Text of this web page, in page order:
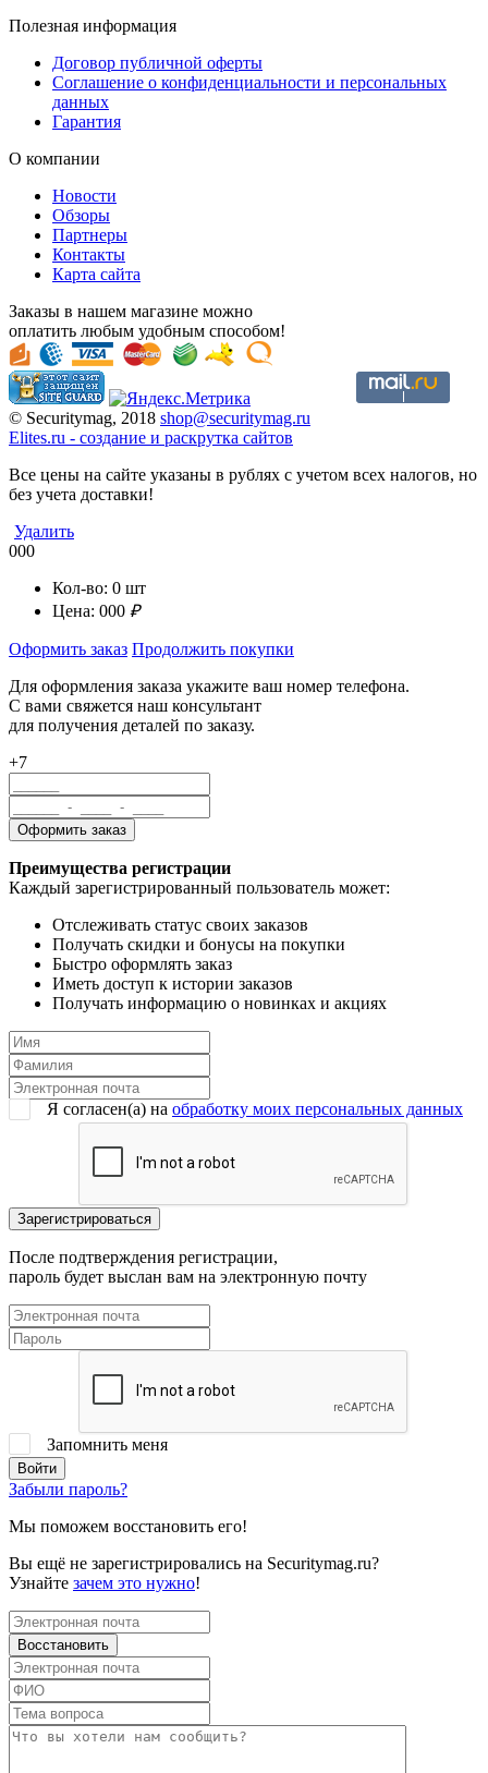
Полезная информация
Договор публичной оферты
Соглашение о конфиденциальности и персональных
данных
Гарантия
О компании
Новости
Обзоры
Партнеры
Контакты
Карта сайта
Заказы в нашем магазине можно
оплатить любым удобным способом!
© Securitymag, 2018 shop@securitymag.ru
Elites.ru - cоздание и раскрутка сайтов
Все цены на сайте указаны в рублях с учетом всех налогов, но
без учета доставки!
Удалить
000
Кол-во: 0 шт
Цена: 000 ₽
Оформить заказ Продолжить покупки
Для оформления заказа укажите ваш номер телефона.
С вами свяжется наш консультант
для получения деталей по заказу.
+7
Преимущества регистрации
Каждый зарегистрированный пользователь может:
Отслеживать статус своих заказов
Получать скидки и бонусы на покупки
Быстро оформлять заказ
Иметь доступ к истории заказов
Получать информацию о новинках и акциях
Я согласен(a) на обработку моих персональных данных
После подтверждения регистрации,
пароль будет выслан вам на электронную почту
Запомнить меня
Забыли пароль?
Мы поможем восстановить его!
Вы ещё не зарегистрировались на Securitymag.ru?
Узнайте зачем это нужно!